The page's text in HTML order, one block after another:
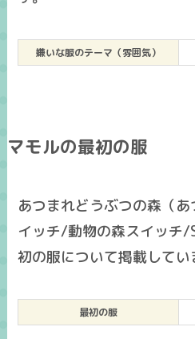
嫌いな服のテーマ（雰囲気）
マモルの最初の服
あつまれどうぶつの森（
イッチ/動物の森スイッチ
初の服について掲載してい
最初の服